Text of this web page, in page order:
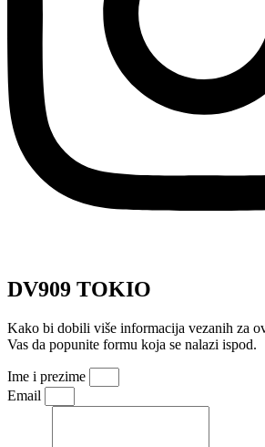
DV909 TOKIO
Kako bi dobili više informacija vezanih za
Vas da popunite formu koja se nalazi ispod.
Ime i prezime
Email